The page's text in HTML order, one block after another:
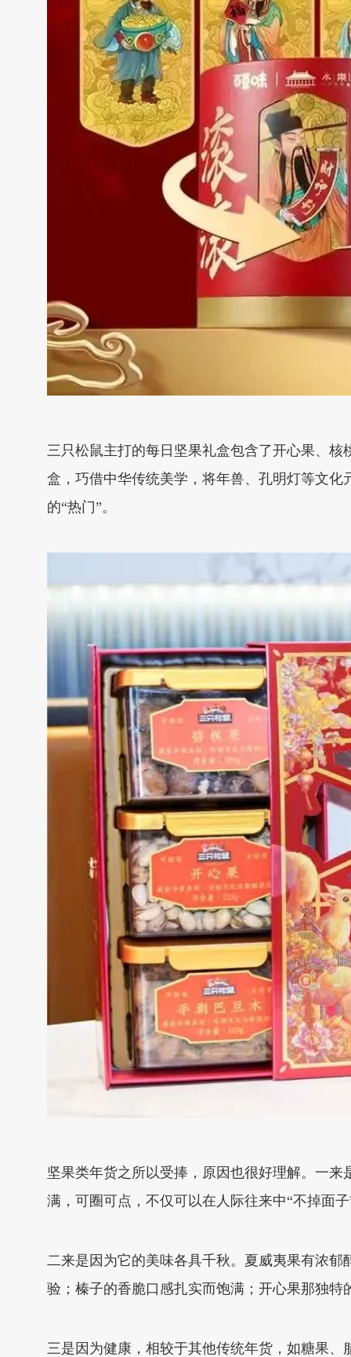
三只松鼠主打的每日坚果礼盒包含了开心果、
盒，巧借中华传统美学，将年兽、孔明灯等文
的“热门”。
坚果类年货之所以受捧，原因也很好理解。一
满，可圈可点，不仅可以在人际往来中“不掉面
二来是因为它的美味各具千秋。夏威夷果有浓
验；榛子的香脆口感扎实而饱满；开心果那独
三是因为健康，相较于其他传统年货，如糖果